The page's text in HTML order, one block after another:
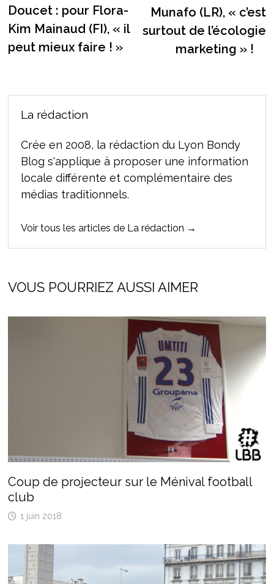
l’article
Doucet : pour Flora-
Kim Mainaud (FI), « il
peut mieux faire ! »
Munafo (LR), « c’est
surtout de l’écologie
marketing » !
La rédaction
Crée en 2008, la rédaction du Lyon Bondy
Blog s'applique à proposer une information
locale différente et complémentaire des
médias traditionnels.
Voir tous les articles de La rédaction →
VOUS POURRIEZ AUSSI AIMER
Coup de projecteur sur le Ménival football
club
1 juin 2018